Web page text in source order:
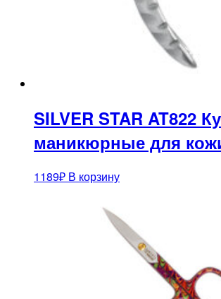
SILVER STAR AT822
маникюрные для
1189₽ В корзину